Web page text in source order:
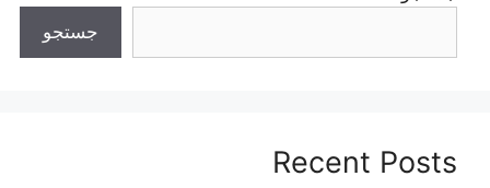
جستجو
Recent Posts